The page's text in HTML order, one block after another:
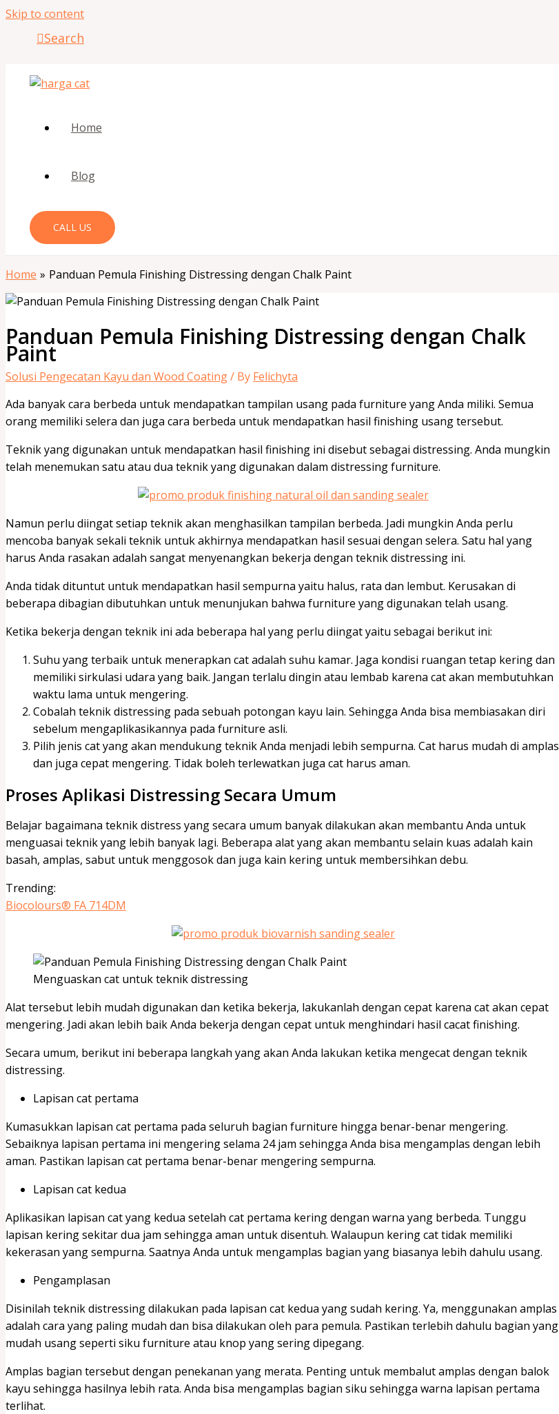
Skip to content
Search
Home
Blog
CALL US
Home Panduan Pemula Finishing Distressing dengan Chalk Paint
Panduan Pemula Finishing Distressing dengan Chalk
Paint
Solusi Pengecatan Kayu dan Wood Coating/ By Felichyta
Ada banyak cara berbeda untuk mendapatkan tampilan usang pada furniture yang Anda miliki. Semua
orang memiliki selera dan juga cara berbeda untuk mendapatkan hasil finishing usang tersebut.
Teknik yang digunakan untuk mendapatkan hasil finishing ini disebut sebagai distressing. Anda mungkin
telah menemukan satu atau dua teknik yang digunakan dalam distressing furniture.
Namun perlu diingat setiap teknik akan menghasilkan tampilan berbeda. Jadi mungkin Anda perlu
mencoba banyak sekali teknik untuk akhirnya mendapatkan hasil sesuai dengan selera. Satu hal yang
harus Anda rasakan adalah sangat menyenangkan bekerja dengan teknik distressing ini.
Anda tidak dituntut untuk mendapatkan hasil sempurna yaitu halus, rata dan lembut. Kerusakan di
beberapa dibagian dibutuhkan untuk menunjukan bahwa furniture yang digunakan telah usang.
Ketika bekerja dengan teknik ini ada beberapa hal yang perlu diingat yaitu sebagai berikut ini:
Suhu yang terbaik untuk menerapkan cat adalah suhu kamar. Jaga kondisi ruangan tetap kering dan
memiliki sirkulasi udara yang baik. Jangan terlalu dingin atau lembab karena cat akan membutuhkan
waktu lama untuk mengering.
Cobalah teknik distressing pada sebuah potongan kayu lain. Sehingga Anda bisa membiasakan diri
sebelum mengaplikasikannya pada furniture asli.
Pilih jenis cat yang akan mendukung teknik Anda menjadi lebih sempurna. Cat harus mudah di amplas
dan juga cepat mengering. Tidak boleh terlewatkan juga cat harus aman.
Proses Aplikasi Distressing Secara Umum
Belajar bagaimana teknik distress yang secara umum banyak dilakukan akan membantu Anda untuk
menguasai teknik yang lebih banyak lagi. Beberapa alat yang akan membantu selain kuas adalah kain
basah, amplas, sabut untuk menggosok dan juga kain kering untuk membersihkan debu.
Trending:
Biocolours® FA 714DM
Menguaskan cat untuk teknik distressing
Alat tersebut lebih mudah digunakan dan ketika bekerja, lakukanlah dengan cepat karena cat akan cepat
mengering. Jadi akan lebih baik Anda bekerja dengan cepat untuk menghindari hasil cacat finishing.
Secara umum, berikut ini beberapa langkah yang akan Anda lakukan ketika mengecat dengan teknik
distressing.
Lapisan cat pertama
Kumasukkan lapisan cat pertama pada seluruh bagian furniture hingga benar-benar mengering.
Sebaiknya lapisan pertama ini mengering selama 24 jam sehingga Anda bisa mengamplas dengan lebih
aman. Pastikan lapisan cat pertama benar-benar mengering sempurna.
Lapisan cat kedua
Aplikasikan lapisan cat yang kedua setelah cat pertama kering dengan warna yang berbeda. Tunggu
lapisan kering sekitar dua jam sehingga aman untuk disentuh. Walaupun kering cat tidak memiliki
kekerasan yang sempurna. Saatnya Anda untuk mengamplas bagian yang biasanya lebih dahulu usang.
Pengamplasan
Disinilah teknik distressing dilakukan pada lapisan cat kedua yang sudah kering. Ya, menggunakan amplas
adalah cara yang paling mudah dan bisa dilakukan oleh para pemula. Pastikan terlebih dahulu bagian yang
mudah usang seperti siku furniture atau knop yang sering dipegang.
Amplas bagian tersebut dengan penekanan yang merata. Penting untuk membalut amplas dengan balok
kayu sehingga hasilnya lebih rata. Anda bisa mengamplas bagian siku sehingga warna lapisan pertama
terlihat.